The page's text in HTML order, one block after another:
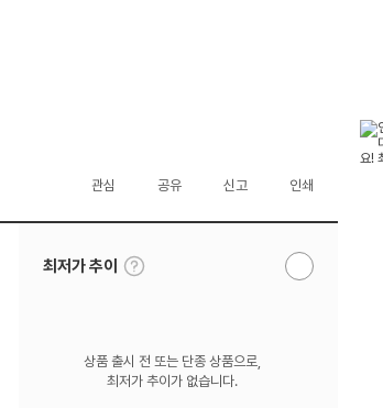
관심 공유 신고 인쇄
최저가 추이
툴
팁
알
상품 출시 전 또는 단종 상품으로,
최저가 추이가 없습니다.